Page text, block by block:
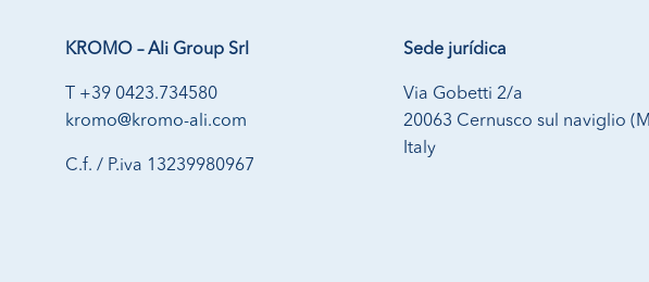
KROMO – Ali Group Srl
T +39 0423.734580
kromo@kromo-ali.com
C.f. / P.iva 13239980967
Sede jurídica
Via Gobetti 2/a
20063 Cernusco sul naviglio
Italy